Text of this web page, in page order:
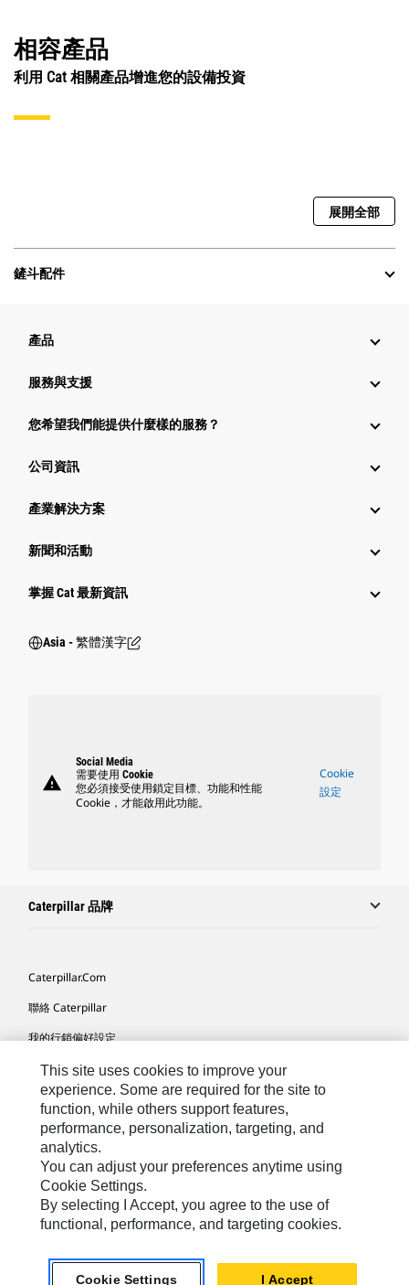
相容產品
利用 Cat 相關產品增進您的設備投資
展開全部
鏟斗配件
產品
服務與支援
您希望我們能提供什麼樣的服務？
公司資訊
產業解決方案
新聞和活動
掌握 Cat 最新資訊
Asia - 繁體漢字
warning
Social Media
需要使用 Cookie
您必須接受使用鎖定目標、功能和性能
Cookie，才能啟用此功能。
Cookie
設定
Caterpillar 品牌
Caterpillar.com
聯絡 Caterpillar
我的行銷偏好設定
網站地圖
Cookie Settings
法律
隱私權
關於 Cat
TW - Chinese© 2026 Caterpillar. All Rights Reserved.
This site uses cookies to improve your
experience. Some are required for the site to
function, while others support features,
performance, personalization, targeting, and
analytics.
You can adjust your preferences anytime using
Cookie Settings.
By selecting I Accept, you agree to the use of
functional, performance, and targeting cookies.
Cookie Settings I Accept